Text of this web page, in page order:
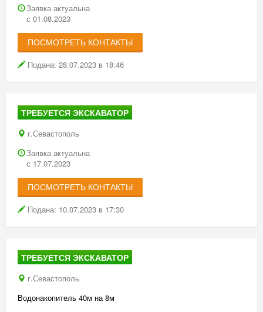
Заявка актуальна
с 01.08.2023
ПОСМОТРЕТЬ КОНТАКТЫ
Подана: 28.07.2023 в 18:46
ТРЕБУЕТСЯ ЭКСКАВАТОР
г.Севастополь
Заявка актуальна
с 17.07.2023
ПОСМОТРЕТЬ КОНТАКТЫ
Подана: 10.07.2023 в 17:30
ТРЕБУЕТСЯ ЭКСКАВАТОР
г.Севастополь
Водонакопитель 40м на 8м